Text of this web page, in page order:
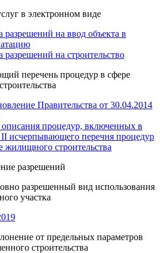
в электронном виде
разрешений на ввод объекта в
разрешений на строительство
перечень процедур в сфере
Правительства от 30.04.2014
описания процедур, включенных в
II исчерпывающего перечня процедур
жилищного строительства
разрешений
разрешенный вид использования
участка
от предельных параметров
строительства